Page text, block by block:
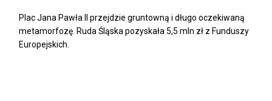
Plac Jana Pawła II przejdzie gruntowną i długo oczekiwaną
metamorfozę. Ruda Śląska pozyskała 5,5 mln zł z Funduszy
Europejskich.